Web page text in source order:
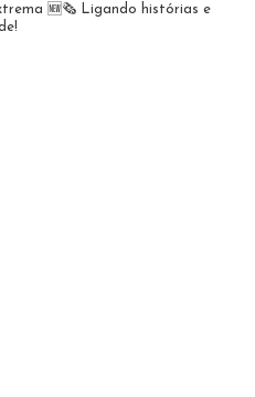
🆕️🗞 Ligando histórias e